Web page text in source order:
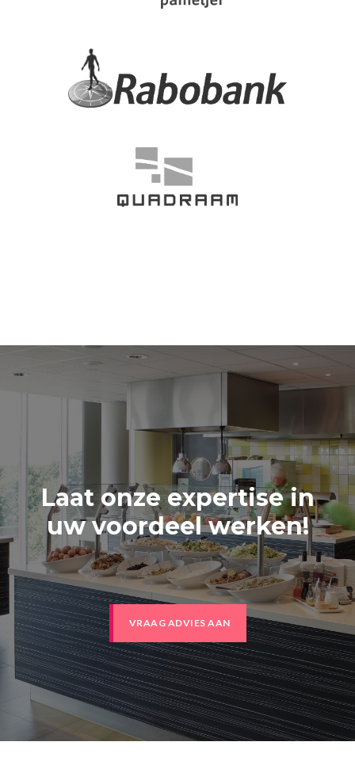
Laat onze expertise in
uw voordeel werken!
VRAAG ADVIES AAN